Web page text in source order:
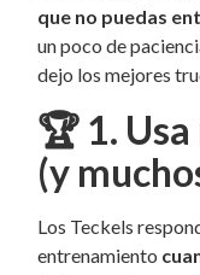
que no puedas
un poco de
dejo los mejores
🏆 1.
(y
Los Teckels
entrenamiento